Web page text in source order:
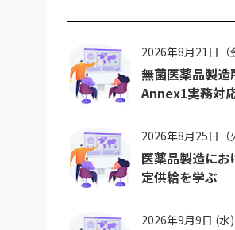
2026年8月21日（
無菌医薬品製造
Annex1実務対
2026年8月25日（
医薬品製造に
定供給を学ぶ
2026年9月9日 (水